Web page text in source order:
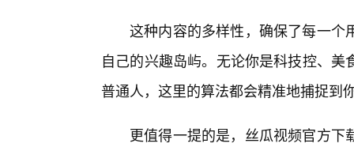
这种内容的多样性，确保了每一个
自己的兴趣岛屿。无论你是科技控、
普通人，这里的算法都会精准地捕捉到
更值得一提的是，丝瓜视频官方